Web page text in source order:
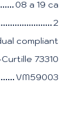
08 a 19 ca
2
compliant
73310
VM59003